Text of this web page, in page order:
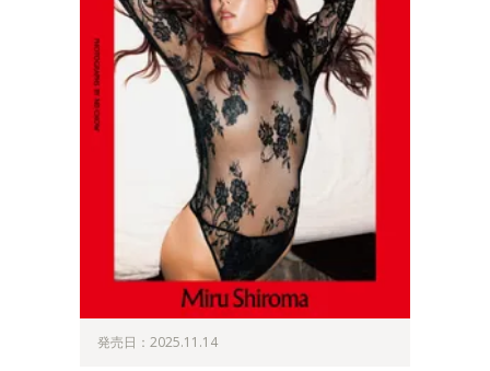
発売日：2025.11.14